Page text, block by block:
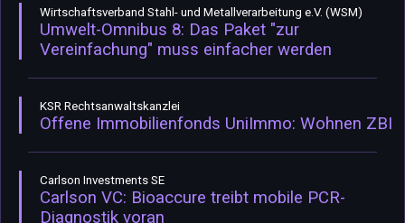
Wirtschaftsverband Stahl- und Metallverarbeitung e.V. (WSM)
Umwelt-Omnibus 8: Das Paket "zur
Vereinfachung" muss einfacher werden
KSR Rechtsanwaltskanzlei
Offene Immobilienfonds UniImmo: Wohnen ZBI
Carlson Investments SE
Carlson VC: Bioaccure treibt mobile PCR-
Diagnostik voran